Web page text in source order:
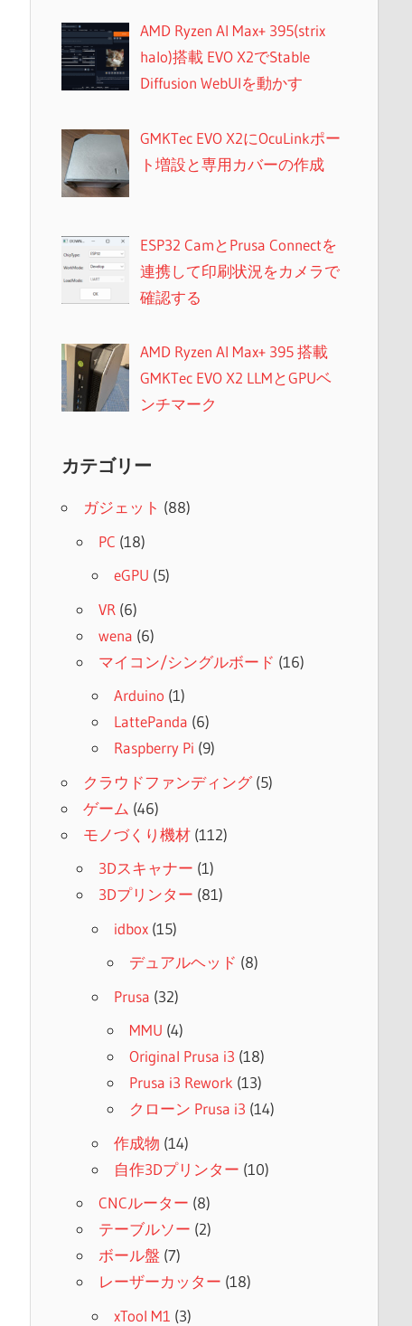
AMD Ryzen AI Max+ 395(strix
halo)搭載 EVO X2でStable
Diffusion WebUIを動かす
GMKTec EVO X2にOcuLinkポー
ト増設と専用カバーの作成
ESP32 CamとPrusa Connectを
連携して印刷状況をカメラで
確認する
AMD Ryzen AI Max+ 395 搭載
GMKTec EVO X2 LLMとGPUベ
ンチマーク
カテゴリー
ガジェット (88)
PC (18)
eGPU (5)
VR (6)
wena (6)
マイコン/シングルボード (16)
Arduino (1)
LattePanda (6)
Raspberry Pi (9)
クラウドファンディング(5)
ゲーム (46)
モノづくり機材(112)
3Dスキャナー (1)
3Dプリンター (81)
idbox(15)
デュアルヘッド (8)
Prusa (32)
MMU (4)
Original Prusa i3 (18)
Prusa i3 Rework (13)
クローン Prusa i3 (14)
作成物 (14)
自作3Dプリンター (10)
CNCルーター (8)
テーブルソー (2)
ボール盤 (7)
レーザーカッター (18)
xTool M1 (3)